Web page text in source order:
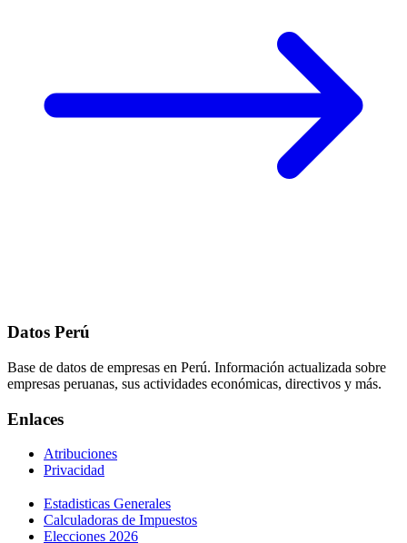
Datos Perú
Base de datos de empresas en Perú. Información actualizada sobre
empresas peruanas, sus actividades económicas, directivos y más.
Enlaces
Atribuciones
Privacidad
Estadisticas Generales
Calculadoras de Impuestos
Elecciones 2026